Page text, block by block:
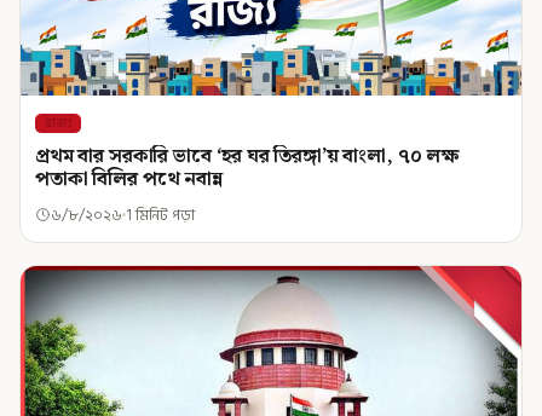
রাজ্য
প্রথম বার সরকারি ভাবে ‘হর ঘর তিরঙ্গা’য় বাংলা, ৭০ লক্ষ
পতাকা বিলির পথে নবান্ন
৬/৮/২০২৬ 1 মিনিট পড়া